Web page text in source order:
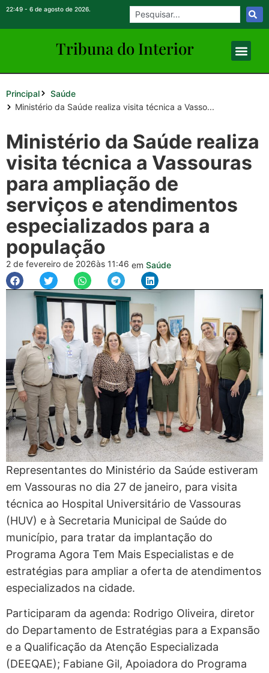
22:49 - 6 de agosto de 2026.
Tribuna do Interior
Principal
Saúde
Ministério da Saúde realiza visita técnica a Vasso...
Ministério da Saúde realiza
visita técnica a Vassouras
para ampliação de
serviços e atendimentos
especializados para a
população
2 de fevereiro de 2026às 11:46 em Saúde
Representantes do Ministério da Saúde estiveram
em Vassouras no dia 27 de janeiro, para visita
técnica ao Hospital Universitário de Vassouras
(HUV) e à Secretaria Municipal de Saúde do
município, para tratar da implantação do
Programa Agora Tem Mais Especialistas e de
estratégias para ampliar a oferta de atendimentos
especializados na cidade.
Participaram da agenda: Rodrigo Oliveira, diretor
do Departamento de Estratégias para a Expansão
e a Qualificação da Atenção Especializada
(DEEQAE); Fabiane Gil, Apoiadora do Programa